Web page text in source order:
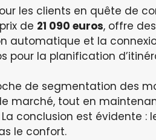
les clients en quête de
de 21 090 euros, offre
automatique et la
pour la planification
de segmentation des
marché, tout en
conclusion est évidente :
le confort.